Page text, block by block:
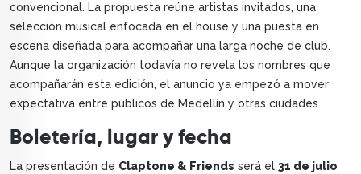
convencional. La propuesta reúne artistas invitados, una
selección musical enfocada en el house y una puesta en
escena diseñada para acompañar una larga noche de club.
Aunque la organización todavía no revela los nombres que
acompañarán esta edición, el anuncio ya empezó a mover
expectativa entre públicos de Medellín y otras ciudades.
Boletería, lugar y fecha
La presentación de Claptone & Friends será el 31 de julio